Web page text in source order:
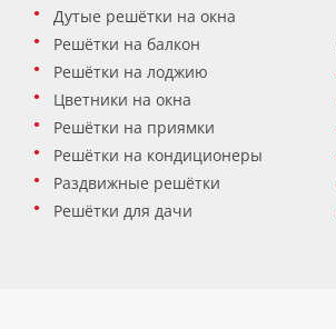
Дутые решётки на окна
Решётки на балкон
Решётки на лоджию
Цветники на окна
Решётки на приямки
Решётки на кондиционеры
Раздвижные решётки
Решётки для дачи